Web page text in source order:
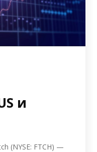
и
(NYSE: FTCH) —